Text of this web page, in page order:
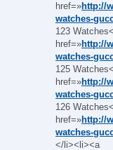
href=»http://
watches-
123
href=»http://
watches-
125
href=»http://
watches-
126
href=»http://
watches-
</li><li><a